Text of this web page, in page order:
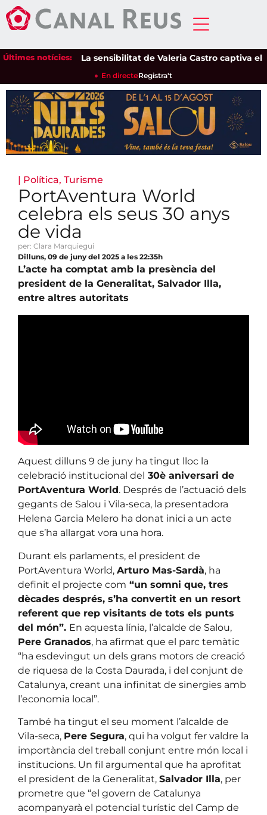
Últimes notícies:La sensibilitat de Valeria Castro captiva el
En directeRegistra't
| Política, Turisme
PortAventura World
celebra els seus 30 anys
de vida
per: Clara Marquiegui
Dilluns, 09 de juny del 2025 a les 22:35h
L’acte ha comptat amb la presència del
president de la Generalitat, Salvador Illa,
entre altres autoritats
Aquest dilluns 9 de juny ha tingut lloc la
celebració institucional del 30è aniversari de
PortAventura World. Després de l’actuació dels
gegants de Salou i Vila-seca, la presentadora
Helena Garcia Melero ha donat inici a un acte
que s’ha allargat vora una hora.
Durant els parlaments, el president de
PortAventura World, Arturo Mas-Sardà, ha
definit el projecte com “un somni que, tres
dècades després, s’ha convertit en un resort
referent que rep visitants de tots els punts
del món”. En aquesta línia, l’alcalde de Salou,
Pere Granados, ha afirmat que el parc temàtic
“ha esdevingut un dels grans motors de creació
de riquesa de la Costa Daurada, i del conjunt de
Catalunya, creant una infinitat de sinergies amb
l’economia local”.
També ha tingut el seu moment l’alcalde de
Vila-seca, Pere Segura, qui ha volgut fer valdre la
importància del treball conjunt entre món local i
institucions. Un fil argumental que ha aprofitat
el president de la Generalitat, Salvador Illa, per
prometre que “el govern de Catalunya
acompanyarà el potencial turístic del Camp de